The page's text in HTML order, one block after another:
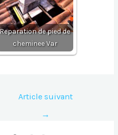
Reparation de pied de
cheminee Var
Article suivant
→